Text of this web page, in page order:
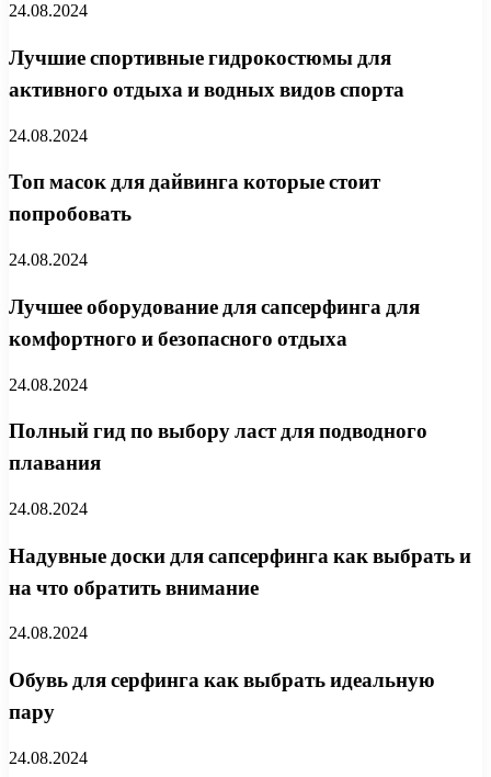
24.08.2024
Лучшие спортивные гидрокостюмы для
активного отдыха и водных видов спорта
24.08.2024
Топ масок для дайвинга которые стоит
попробовать
24.08.2024
Лучшее оборудование для сапсерфинга для
комфортного и безопасного отдыха
24.08.2024
Полный гид по выбору ласт для подводного
плавания
24.08.2024
Надувные доски для сапсерфинга как выбрать и
на что обратить внимание
24.08.2024
Обувь для серфинга как выбрать идеальную
пару
24.08.2024